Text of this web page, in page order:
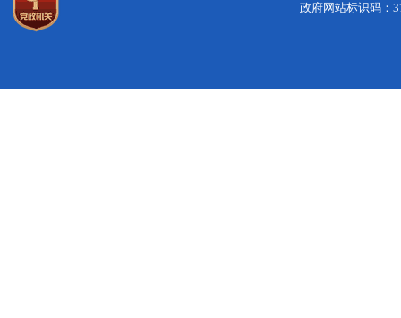
政府网站标识码：